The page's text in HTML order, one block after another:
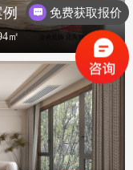
例
㎡
免费获取报价